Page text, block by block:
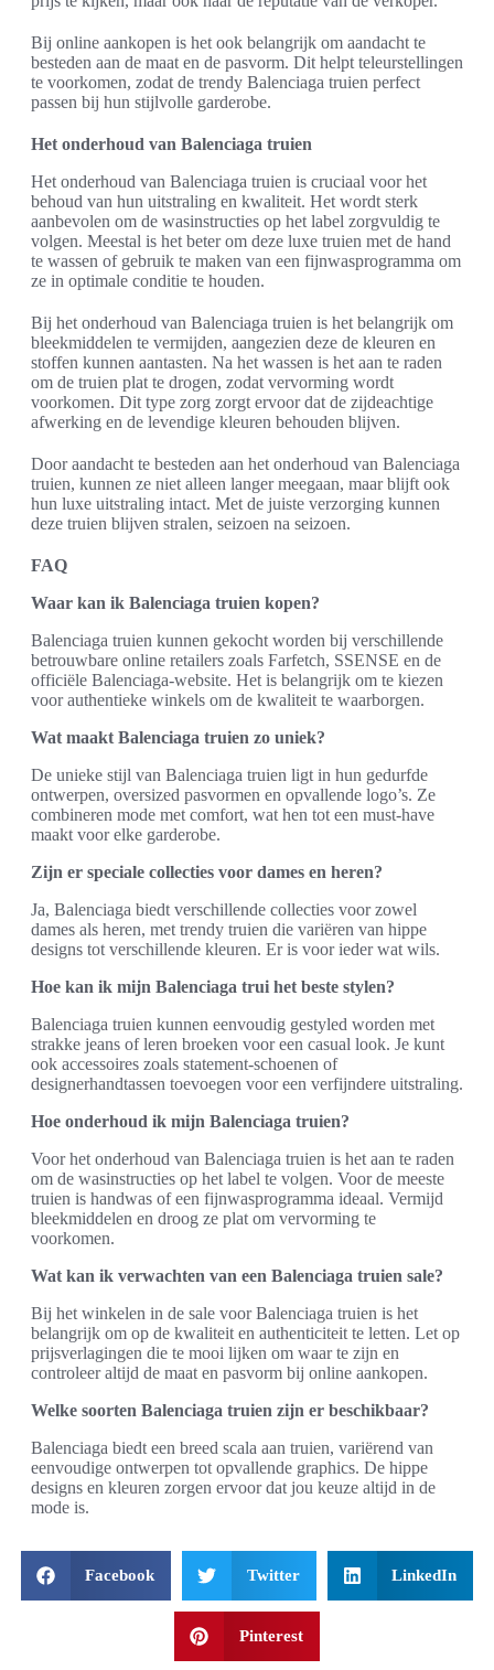
Bij online aankopen is het ook belangrijk om aandacht te
besteden aan de maat en de pasvorm. Dit helpt teleurstellingen
te voorkomen, zodat de trendy Balenciaga truien perfect
passen bij hun stijlvolle garderobe.
Het onderhoud van Balenciaga truien
Het onderhoud van Balenciaga truien is cruciaal voor het
behoud van hun uitstraling en kwaliteit. Het wordt sterk
aanbevolen om de wasinstructies op het label zorgvuldig te
volgen. Meestal is het beter om deze luxe truien met de hand
te wassen of gebruik te maken van een fijnwasprogramma om
ze in optimale conditie te houden.
Bij het onderhoud van Balenciaga truien is het belangrijk om
bleekmiddelen te vermijden, aangezien deze de kleuren en
stoffen kunnen aantasten. Na het wassen is het aan te raden
om de truien plat te drogen, zodat vervorming wordt
voorkomen. Dit type zorg zorgt ervoor dat de zijdeachtige
afwerking en de levendige kleuren behouden blijven.
Door aandacht te besteden aan het onderhoud van Balenciaga
truien, kunnen ze niet alleen langer meegaan, maar blijft ook
hun luxe uitstraling intact. Met de juiste verzorging kunnen
deze truien blijven stralen, seizoen na seizoen.
FAQ
Waar kan ik Balenciaga truien kopen?
Balenciaga truien kunnen gekocht worden bij verschillende
betrouwbare online retailers zoals Farfetch, SSENSE en de
officiële Balenciaga-website. Het is belangrijk om te kiezen
voor authentieke winkels om de kwaliteit te waarborgen.
Wat maakt Balenciaga truien zo uniek?
De unieke stijl van Balenciaga truien ligt in hun gedurfde
ontwerpen, oversized pasvormen en opvallende logo’s. Ze
combineren mode met comfort, wat hen tot een must-have
maakt voor elke garderobe.
Zijn er speciale collecties voor dames en heren?
Ja, Balenciaga biedt verschillende collecties voor zowel
dames als heren, met trendy truien die variëren van hippe
designs tot verschillende kleuren. Er is voor ieder wat wils.
Hoe kan ik mijn Balenciaga trui het beste stylen?
Balenciaga truien kunnen eenvoudig gestyled worden met
strakke jeans of leren broeken voor een casual look. Je kunt
ook accessoires zoals statement-schoenen of
designerhandtassen toevoegen voor een verfijndere uitstraling.
Hoe onderhoud ik mijn Balenciaga truien?
Voor het onderhoud van Balenciaga truien is het aan te raden
om de wasinstructies op het label te volgen. Voor de meeste
truien is handwas of een fijnwasprogramma ideaal. Vermijd
bleekmiddelen en droog ze plat om vervorming te
voorkomen.
Wat kan ik verwachten van een Balenciaga truien sale?
Bij het winkelen in de sale voor Balenciaga truien is het
belangrijk om op de kwaliteit en authenticiteit te letten. Let op
prijsverlagingen die te mooi lijken om waar te zijn en
controleer altijd de maat en pasvorm bij online aankopen.
Welke soorten Balenciaga truien zijn er beschikbaar?
Balenciaga biedt een breed scala aan truien, variërend van
eenvoudige ontwerpen tot opvallende graphics. De hippe
designs en kleuren zorgen ervoor dat jou keuze altijd in de
mode is.
Facebook Twitter LinkedIn
Pinterest